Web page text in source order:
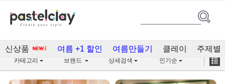
신상품 여름 +1 할인 여름만들기 클레이 주제별
우리동네/직업(159)
카테고리 브랜드 상세검색 인기순